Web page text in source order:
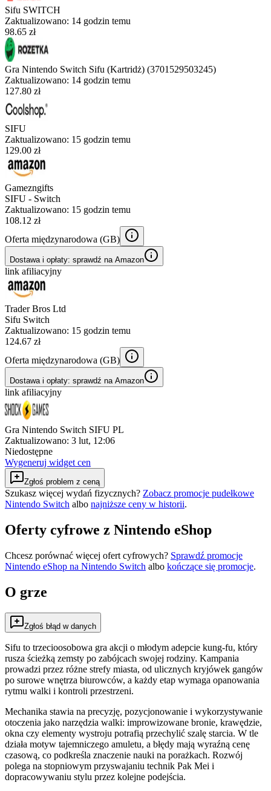
Sifu SWITCH
Zaktualizowano: 14 godzin temu
98.65 zł
Gra Nintendo Switch Sifu (Kartridż) (3701529503245)
Zaktualizowano: 14 godzin temu
127.80 zł
SIFU
Zaktualizowano: 15 godzin temu
129.00 zł
Gamezngifts
SIFU - Switch
Zaktualizowano: 15 godzin temu
108.12 zł
Oferta międzynarodowa (GB)
Dostawa i opłaty: sprawdź na Amazon
link afiliacyjny
Trader Bros Ltd
Sifu Switch
Zaktualizowano: 15 godzin temu
124.67 zł
Oferta międzynarodowa (GB)
Dostawa i opłaty: sprawdź na Amazon
link afiliacyjny
Gra Nintendo Switch SIFU PL
Zaktualizowano: 3 lut, 12:06
Niedostępne
Wygeneruj widget cen
Zgłoś problem z ceną
Szukasz więcej wydań fizycznych? Zobacz promocje pudełkowe
Nintendo Switch albo najniższe ceny w historii.
Oferty cyfrowe z Nintendo eShop
Chcesz porównać więcej ofert cyfrowych? Sprawdź promocje
Nintendo eShop na Nintendo Switch albo kończące się promocje.
O grze
Zgłoś błąd w danych
Sifu to trzecioosobowa gra akcji o młodym adepcie kung-fu, który
rusza ścieżką zemsty po zabójcach swojej rodziny. Kampania
prowadzi przez różne strefy miasta, od ulicznych kryjówek gangów
po surowe wnętrza biurowców, a każdy etap wymaga opanowania
rytmu walki i kontroli przestrzeni.
Mechanika stawia na precyzję, pozycjonowanie i wykorzystywanie
otoczenia jako narzędzia walki: improwizowane bronie, krawędzie,
okna czy elementy wystroju potrafią przechylić szalę starcia. W tle
działa motyw tajemniczego amuletu, a błędy mają wyraźną cenę
czasową, co podkreśla znaczenie nauki na porażkach. Rozwój
polega na stopniowym przyswajaniu technik Pak Mei i
dopracowywaniu stylu przez kolejne podejścia.